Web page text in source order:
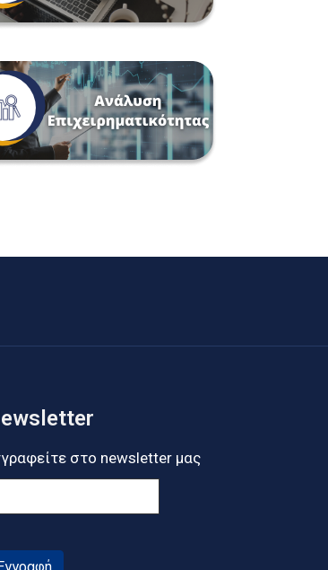
στο newsletter μας